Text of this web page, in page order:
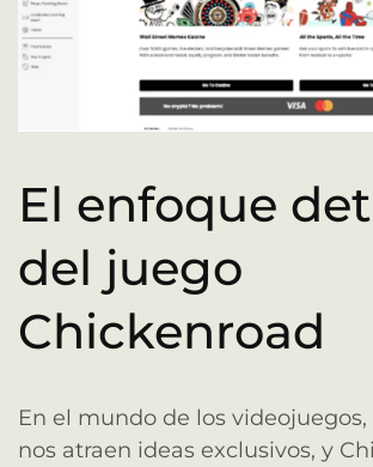
El enfoque
del juego
Chickenroad
En el mundo de los
nos atraen ideas exclusivos, y